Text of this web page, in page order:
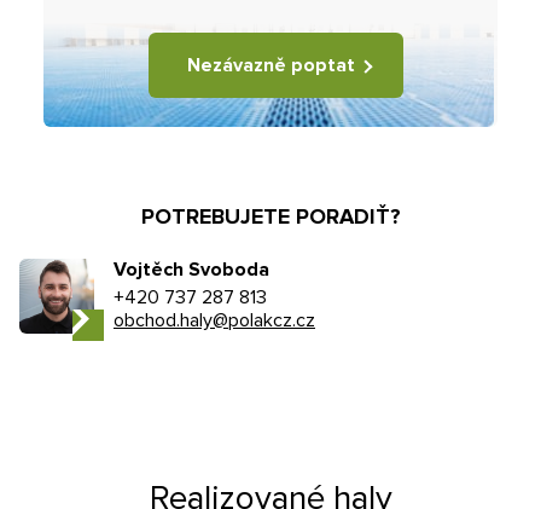
Nezávazně poptat
POTREBUJETE PORADIŤ?
Vojtěch Svoboda
+420 737 287 813
obchod.haly@polakcz.cz
Realizované haly